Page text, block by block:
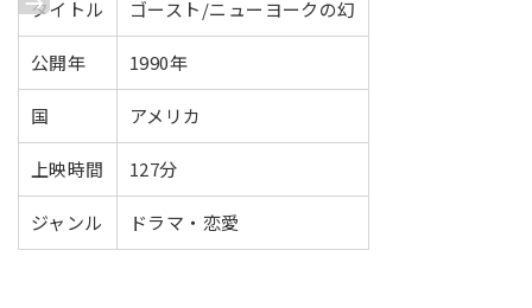
タイトル ゴースト/ニューヨークの幻
公開年 1990年
国 アメリカ
上映時間 127分
ジャンル ドラマ・恋愛